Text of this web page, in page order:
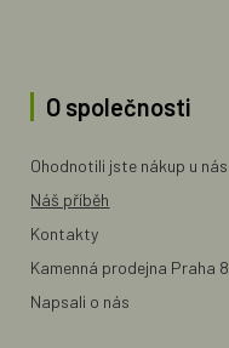
O společnosti
Ohodnotili jste nákup u nás
Náš příběh
Kontakty
Kamenná prodejna Praha 8
Napsali o nás